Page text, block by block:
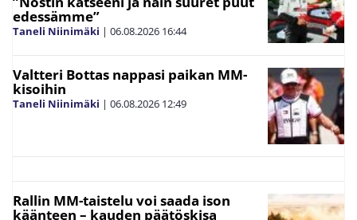
edessämme”
Taneli Niinimäki | 06.08.2026 16:44
Valtteri Bottas nappasi paikan MM-
kisoihin
Taneli Niinimäki | 06.08.2026 12:49
Rallin MM-taistelu voi saada ison
käänteen – kauden päätöskisa